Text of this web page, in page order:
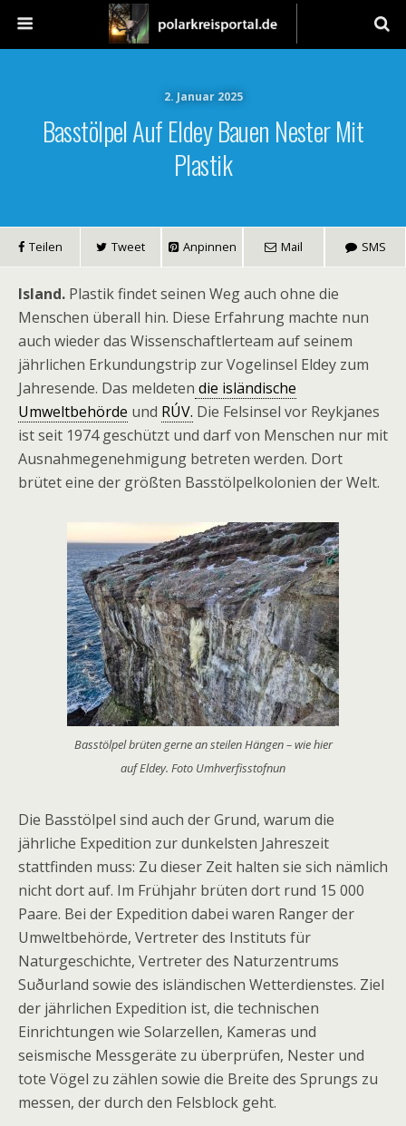
2. Januar 2025
Basstölpel Auf Eldey Bauen Nester Mit
Plastik
Teilen Tweet Anpinnen Mail SMS
Island. Plastik findet seinen Weg auch ohne die
Menschen überall hin. Diese Erfahrung machte nun
auch wieder das Wissenschaftlerteam auf seinem
jährlichen Erkundungstrip zur Vogelinsel Eldey zum
Jahresende. Das meldeten die isländische
Umweltbehörde und RÚV. Die Felsinsel vor Reykjanes
ist seit 1974 geschützt und darf von Menschen nur mit
Ausnahmegenehmigung betreten werden. Dort
brütet eine der größten Basstölpelkolonien der Welt.
Basstölpel brüten gerne an steilen Hängen – wie hier
auf Eldey. Foto Umhverfisstofnun
Die Basstölpel sind auch der Grund, warum die
jährliche Expedition zur dunkelsten Jahreszeit
stattfinden muss: Zu dieser Zeit halten sie sich nämlich
nicht dort auf. Im Frühjahr brüten dort rund 15 000
Paare. Bei der Expedition dabei waren Ranger der
Umweltbehörde, Vertreter des Instituts für
Naturgeschichte, Vertreter des Naturzentrums
Suðurland sowie des isländischen Wetterdienstes. Ziel
der jährlichen Expedition ist, die technischen
Einrichtungen wie Solarzellen, Kameras und
seismische Messgeräte zu überprüfen, Nester und
tote Vögel zu zählen sowie die Breite des Sprungs zu
messen, der durch den Felsblock geht.